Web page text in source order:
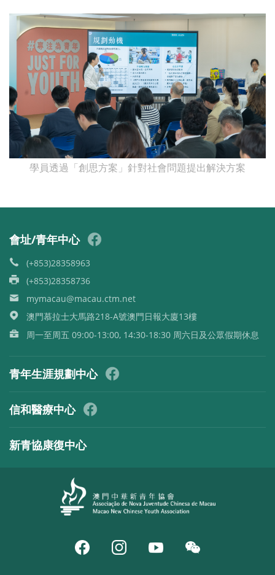
學員透過「創思方案」針對社會問題提出解決方案
會址/青年中心
(+853)28358963
(+853)28358736
mymacau@macau.ctm.net
澳門慕拉士大馬路218-A號澳門日報大廈13樓
周一至周五 09:00-13:00, 14:30-18:30 周六日及公眾假期休息
青年生涯規劃中心
信和醫療中心
新青協康復中心